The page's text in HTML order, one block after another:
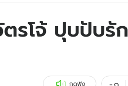
วัยรุ่น
สุขภาพ
รโจ้ ปุบปับรัก
กดฟัง